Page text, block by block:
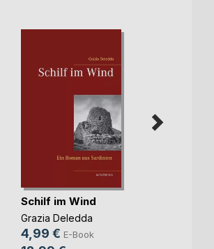
Schilf im Wind
Grazia Deledda
4,99 € E-Book